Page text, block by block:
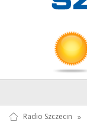
Radio Szczecin »